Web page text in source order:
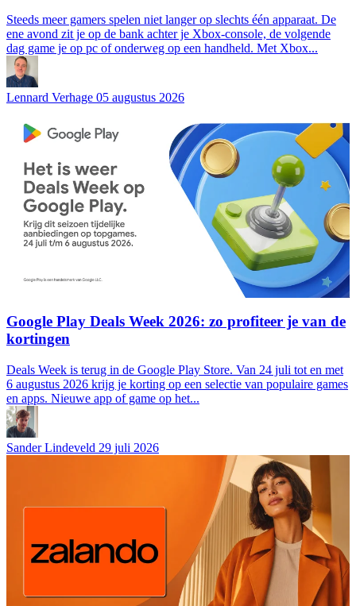
Steeds meer gamers spelen niet langer op slechts één apparaat. De
ene avond zit je op de bank achter je Xbox-console, de volgende
dag game je op pc of onderweg op een handheld. Met Xbox...
Lennard Verhage 05 augustus 2026
Google Play Deals Week 2026: zo profiteer je van de
kortingen
Deals Week is terug in de Google Play Store. Van 24 juli tot en met
6 augustus 2026 krijg je korting op een selectie van populaire games
en apps. Nieuwe app of game op het...
Sander Lindeveld 29 juli 2026